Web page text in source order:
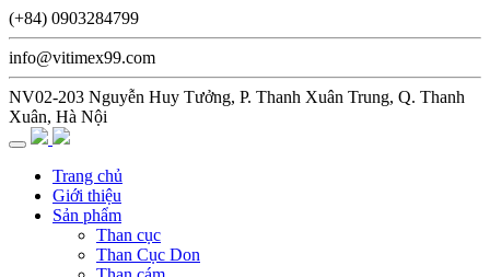
(+84) 0903284799
info@vitimex99.com
NV02-203 Nguyễn Huy Tưởng, P. Thanh Xuân Trung, Q. Thanh
Xuân, Hà Nội
Trang chủ
Giới thiệu
Sản phẩm
Than cục
Than Cục Don